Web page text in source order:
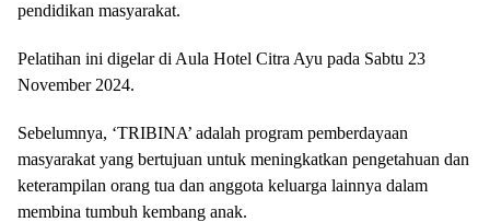
pendidikan masyarakat.
Pelatihan ini digelar di Aula Hotel Citra Ayu pada Sabtu 23
November 2024.
Sebelumnya, ‘TRIBINA’ adalah program pemberdayaan
masyarakat yang bertujuan untuk meningkatkan pengetahuan dan
keterampilan orang tua dan anggota keluarga lainnya dalam
membina tumbuh kembang anak.